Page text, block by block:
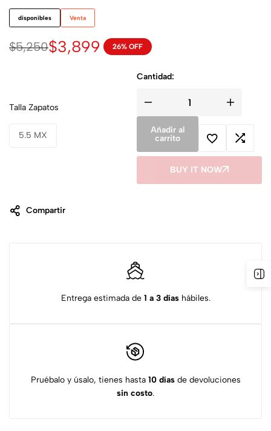
disponibles Venta
$5,250$3,899 26% OFF
Talla Zapatos
5.5 MX
Cantidad:
Añadir al
carrito
BUY IT NOW
Compartir
Entrega estimada de 1 a 3 díashábiles.
Pruébalo y úsalo, tienes hasta 10 díasde devoluciones
sin costo.